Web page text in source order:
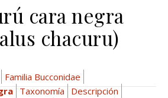
cara negra
chacuru)
Familia Bucconidae
Taxonomía
Descripción